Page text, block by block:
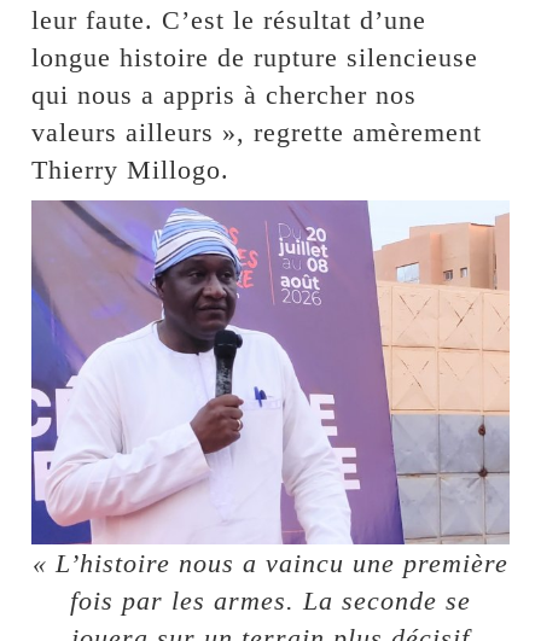
leur faute. C’est le résultat d’une
longue histoire de rupture silencieuse
qui nous a appris à chercher nos
valeurs ailleurs », regrette amèrement
Thierry Millogo.
« L’histoire nous a vaincu une première
fois par les armes. La seconde se